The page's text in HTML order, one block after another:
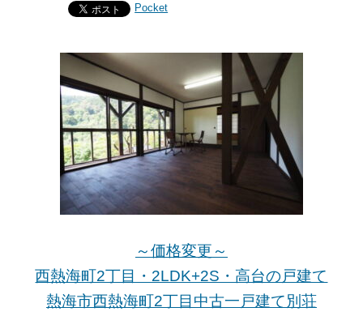
Pocket
～価格変更～
西熱海町2丁目・2LDK+2S・高台の戸建て
熱海市西熱海町2丁目中古一戸建て別荘